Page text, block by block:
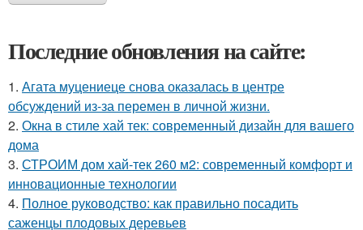
Последние обновления на сайте:
1. Агата муцениеце снова оказалась в центре
обсуждений из-за перемен в личной жизни.
2. Окна в стиле хай тек: современный дизайн для вашего
дома
3. СТРОИМ дом хай-тек 260 м2: современный комфорт и
инновационные технологии
4. Полное руководство: как правильно посадить
саженцы плодовых деревьев